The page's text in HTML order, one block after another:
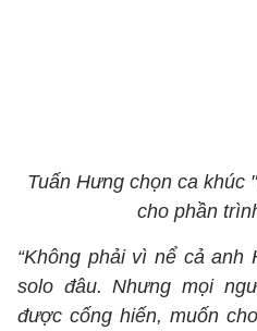
Tuấn Hưng chọn ca khúc
cho phần
“Không phải vì nể cả anh
solo đâu. Nhưng mọi
được cống hiến, muốn